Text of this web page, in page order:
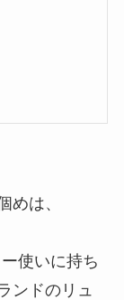
めは、
使いに持ち
ンドのリュ